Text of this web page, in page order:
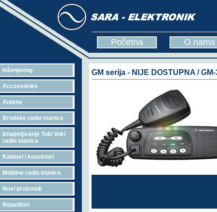
Početna O nama
Inženjering
Accessories
Antene
Brodske radio stanice
Iznajmljivanje Toki Voki
radio stanica
Kablovi i konektori
Mobilne radio stanice
Novi proizvodi
Repetitori
GM serija - NIJE DOSTUPNA /